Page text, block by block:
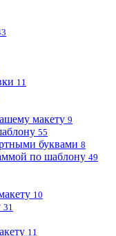
11
макету 9
55
буквами 8
по шаблону 49
10
31
11